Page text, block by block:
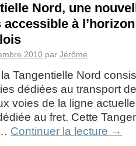
Nord, une
à
2010 par Jérôme
Tangentielle Nord
dédiées au transport
voies de la ligne
au fret. Cette
Continuer la lecture →